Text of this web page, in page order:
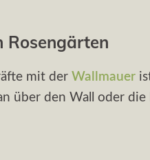
Rosengärten
mit der Wallmauer
über den Wall oder